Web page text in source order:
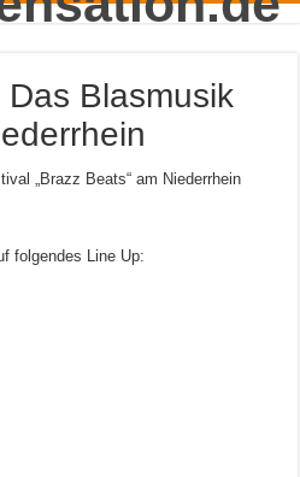
Blasmusik
„Brazz Beats“ am Niederrhein
folgendes Line Up: